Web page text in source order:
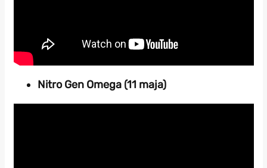
Nitro Gen Omega (11 maja)